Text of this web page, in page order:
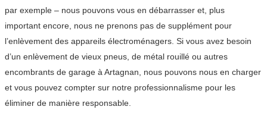
par exemple – nous pouvons vous en débarrasser et, plus
important encore, nous ne prenons pas de supplément pour
l’enlèvement des appareils électroménagers. Si vous avez besoin
d’un enlèvement de vieux pneus, de métal rouillé ou autres
encombrants de garage à Artagnan, nous pouvons nous en charger
et vous pouvez compter sur notre professionnalisme pour les
éliminer de manière responsable.